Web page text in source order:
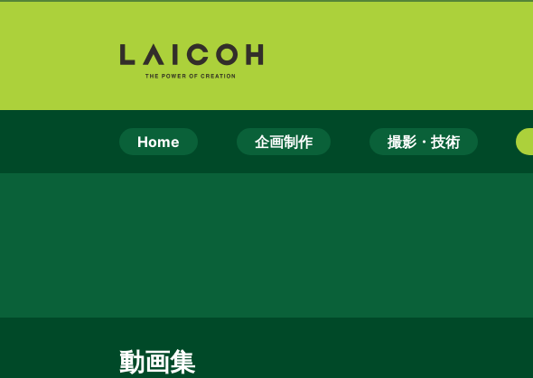
Home 企画制作 撮影・技術
動画集